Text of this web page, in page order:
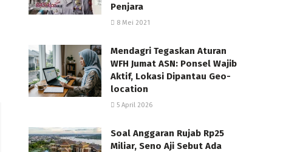
Penjara
8 Mei 2021
Mendagri Tegaskan Aturan
WFH Jumat ASN: Ponsel Wajib
Aktif, Lokasi Dipantau Geo-
location
5 April 2026
Soal Anggaran Rujab Rp25
Miliar, Seno Aji Sebut Ada